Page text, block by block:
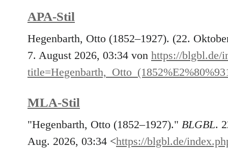
APA-Stil
Hegenbarth, Otto (1852–1927). (22.
7. August 2026, 03:34 von https://blgbl.de/
MLA-Stil
"Hegenbarth, Otto (1852–1927)." BLGBL.
Aug. 2026, 03:34 <https://blgbl.de/